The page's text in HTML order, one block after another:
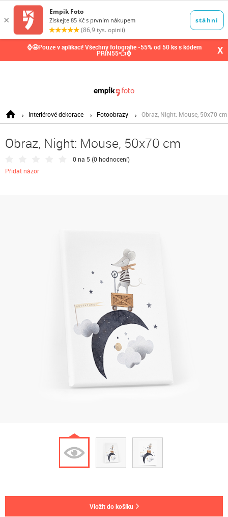
⌚🤩Pouze v aplikaci! Všechny fotografie -55% od 50 ks s kódem
PRIN55👈⌚ X
Interiérové dekorace Fotoobrazy Obraz, Night: Mouse, 50x70 cm
Obraz, Night: Mouse, 50x70 cm
0 na 5 (0 hodnocení)
Přidat názor
vložit do košíku